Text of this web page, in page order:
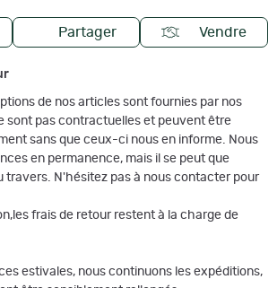
Partager Vendre
de nos articles sont fournies par nos
sont pas contractuelles et peuvent être
sans que ceux-ci nous en informe. Nous
en permanence, mais il se peut que
travers. N'hésitez pas à nous contacter pour
frais de retour restent à la charge de
estivales, nous continuons les expéditions,